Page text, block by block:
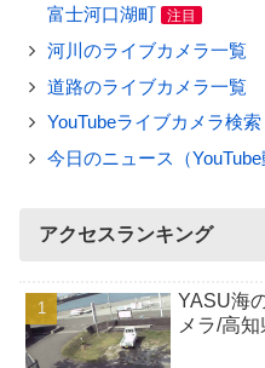
富士河口湖町
注目
河川のライブカメラ一覧
道路のライブカメラ一覧
YouTubeライブカメラ検索
今日のニュース（YouTube
アクセスランキング
YASU海
メラ/高